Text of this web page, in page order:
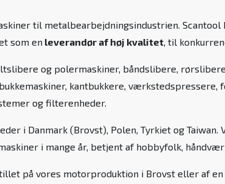
til metalbearbejdningsindustrien.
som en leverandør af høj kvalitet, til
og polermaskiner, båndslibere,
kantbukkere, værkstedspressere,
og filterenheder.
i Danmark (Brovst), Polen, Tyrkiet og
i mange år, betjent af hobbyfolk,
på vores motorproduktion i Brovst eller af